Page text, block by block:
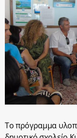
Το πρόγραμμα